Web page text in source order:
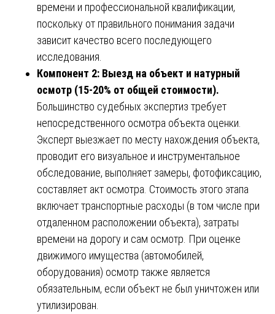
времени и профессиональной квалификации,
поскольку от правильного понимания задачи
зависит качество всего последующего
исследования.
Компонент 2: Выезд на объект и натурный
осмотр (15-20% от общей стоимости).
Большинство судебных экспертиз требует
непосредственного осмотра объекта оценки.
Эксперт выезжает по месту нахождения объекта,
проводит его визуальное и инструментальное
обследование, выполняет замеры, фотофиксацию,
составляет акт осмотра. Стоимость этого этапа
включает транспортные расходы (в том числе при
отдаленном расположении объекта), затраты
времени на дорогу и сам осмотр. При оценке
движимого имущества (автомобилей,
оборудования) осмотр также является
обязательным, если объект не был уничтожен или
утилизирован.